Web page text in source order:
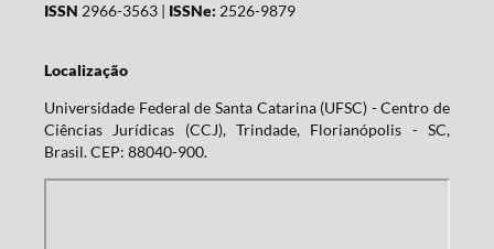
ISSN 2966-3563 | ISSNe: 2526-9879
Localização
Universidade Federal de Santa Catarina (UFSC) - Centro de
Ciências Jurídicas (CCJ), Trindade, Florianópolis - SC,
Brasil. CEP: 88040-900.